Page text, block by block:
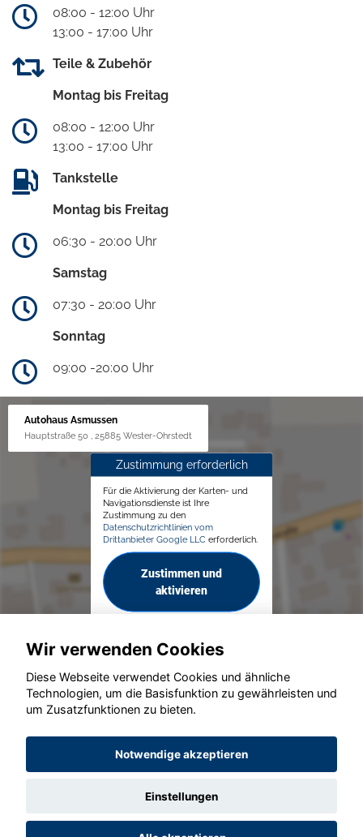
08:00 - 12:00 Uhr
13:00 - 17:00 Uhr
Teile & Zubehör
Montag bis Freitag
08:00 - 12:00 Uhr
13:00 - 17:00 Uhr
Tankstelle
Montag bis Freitag
06:30 - 20:00 Uhr
Samstag
07:30 - 20:00 Uhr
Sonntag
09:00 -20:00 Uhr
Autohaus Asmussen
Hauptstraße 50 , 25885 Wester-Ohrstedt
Zustimmung erforderlich
Für die Aktivierung der Karten- und
Navigationsdienste ist Ihre
Zustimmung zu den
Datenschutzrichtlinien vom
Drittanbieter Google LLC erforderlich.
Zustimmen und
aktivieren
© konjunkturmotor.de GmbH 2020 - 2026
Wir verwenden Cookies
Diese Webseite verwendet Cookies und ähnliche
Technologien, um die Basisfunktion zu gewährleisten und
um Zusatzfunktionen zu bieten.
Notwendige akzeptieren
Einstellungen